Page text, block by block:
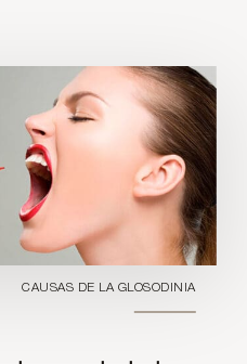
CAUSAS DE LA GLOSODINIA